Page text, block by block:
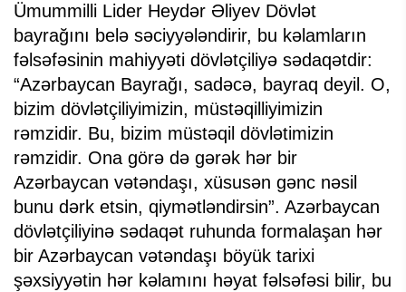
Ümummilli Lider Heydər Əliyev Dövlət
bayrağını belə səciyyələndirir, bu kəlamların
fəlsəfəsinin mahiyyəti dövlətçiliyə sədaqətdir:
“Azərbaycan Bayrağı, sadəcə, bayraq deyil. O,
bizim dövlətçiliyimizin, müstəqilliyimizin
rəmzidir. Bu, bizim müstəqil dövlətimizin
rəmzidir. Ona görə də gərək hər bir
Azərbaycan vətəndaşı, xüsusən gənc nəsil
bunu dərk etsin, qiymətləndirsin”. Azərbaycan
dövlətçiliyinə sədaqət ruhunda formalaşan hər
bir Azərbaycan vətəndaşı böyük tarixi
şəxsiyyətin hər kəlamını həyat fəlsəfəsi bilir, bu